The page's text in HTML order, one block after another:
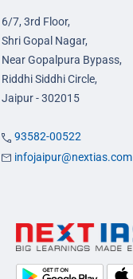
6/7, 3rd Floor,
Shri Gopal Nagar,
Near Gopalpura Bypass,
Riddhi Siddhi Circle,
Jaipur - 302015
93582-00522
infojaipur@nextias.com